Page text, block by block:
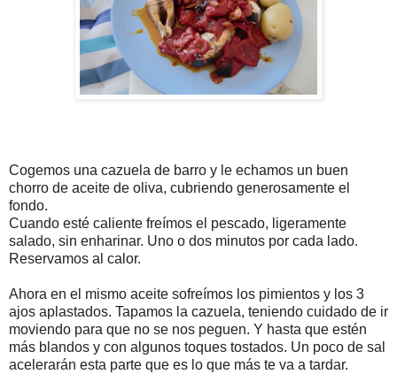
Cogemos una cazuela de barro y le echamos un buen
chorro de aceite de oliva, cubriendo generosamente el
fondo.
Cuando esté caliente freímos el pescado, ligeramente
salado, sin enharinar. Uno o dos minutos por cada lado.
Reservamos al calor.
Ahora en el mismo aceite sofreímos los pimientos y los 3
ajos aplastados. Tapamos la cazuela, teniendo cuidado de ir
moviendo para que no se nos peguen. Y hasta que estén
más blandos y con algunos toques tostados. Un poco de sal
acelerarán esta parte que es lo que más te va a tardar.